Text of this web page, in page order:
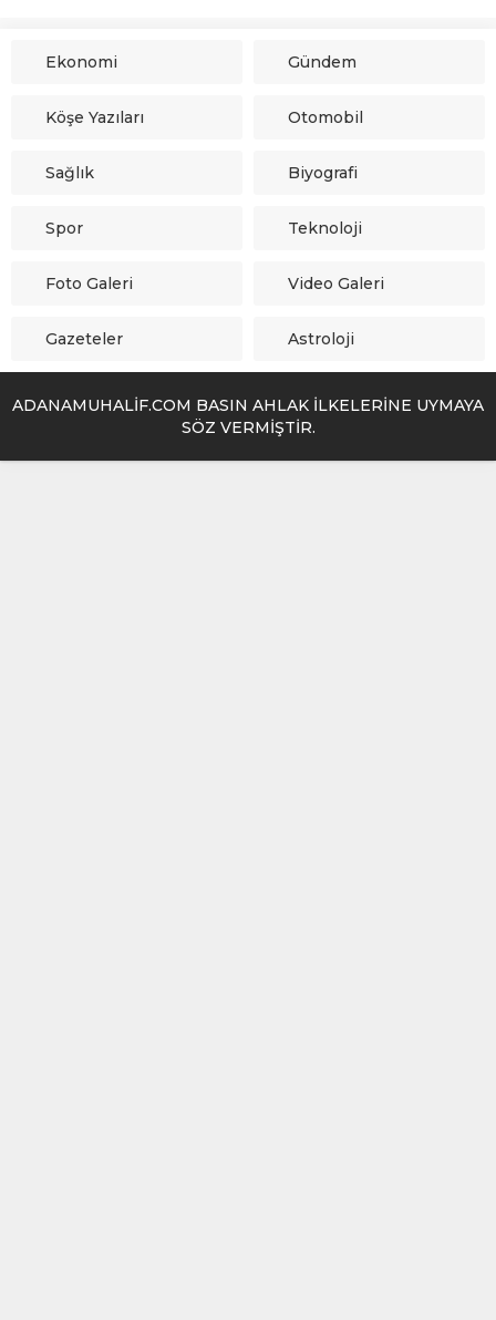
Ekonomi Gündem
Köşe Yazıları Otomobil
Sağlık Biyografi
Spor Teknoloji
Foto Galeri Video Galeri
Gazeteler Astroloji
ADANAMUHALİF.COM BASIN AHLAK İLKELERİNE UYMAYA
SÖZ VERMİŞTİR.